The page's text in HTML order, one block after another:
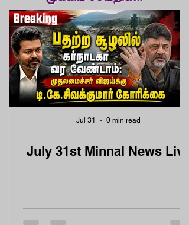
July 31st Minnal News Live
Jul 31 0 min read